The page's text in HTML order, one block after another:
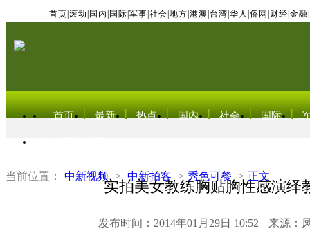
首页 滚动 国内 国际 军事 社会 地方 港澳 台湾 华人 侨网 财经 金融
首页 最新 热点 国内 社会 国际
当前位置： 中新视频 > 中新拍客 > 秀色可餐 > 正文
实拍美女教练胸贴胸性感演绎
发布时间：2014年01月29日 10:52 来源：